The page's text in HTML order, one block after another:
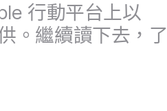
行動平台上​以
。​繼續​讀​下去，​了​